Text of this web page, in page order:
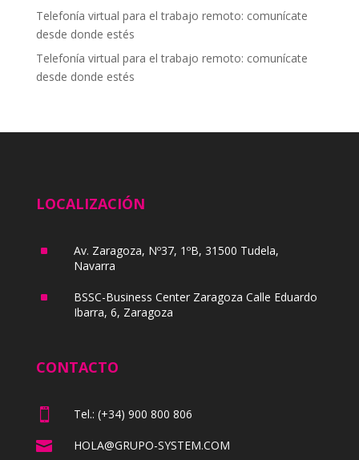
Telefonía virtual para el trabajo remoto: comunícate
desde donde estés
Telefonía virtual para el trabajo remoto: comunícate
desde donde estés
LOCALIZACIÓN
^
Av. Zaragoza, Nº37, 1ºB, 31500 Tudela,
Navarra
^
BSSC-Business Center Zaragoza Calle Eduardo
Ibarra, 6, Zaragoza
CONTACTO
 Tel.: (+34) 900 800 806
 HOLA@GRUPO-SYSTEM.COM